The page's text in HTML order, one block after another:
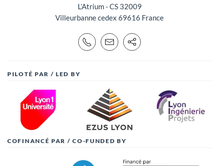
L’Atrium - CS 32009
Villeurbanne cedex 69616 France
PILOTÉ PAR / LED BY
COFINANCÉ PAR / CO-FUNDED BY